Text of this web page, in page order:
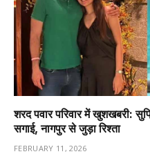
शरद पवार परिवार में खुशखबरी:
सगाई, नागपुर से जुड़ा रिश्ता
FEBRUARY 11, 2026